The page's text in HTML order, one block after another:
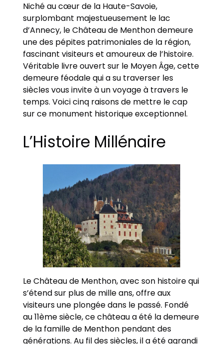
Niché au cœur de la Haute-Savoie,
surplombant majestueusement le lac
d’Annecy, le Château de Menthon demeure
une des pépites patrimoniales de la région,
fascinant visiteurs et amoureux de l’histoire.
Véritable livre ouvert sur le Moyen Âge, cette
demeure féodale qui a su traverser les
siècles vous invite à un voyage à travers le
temps. Voici cinq raisons de mettre le cap
sur ce monument historique exceptionnel.
L’Histoire Millénaire
Le Château de Menthon, avec son histoire qui
s’étend sur plus de mille ans, offre aux
visiteurs une plongée dans le passé. Fondé
au 11ème siècle, ce château a été la demeure
de la famille de Menthon pendant des
générations. Au fil des siècles, il a été agrandi